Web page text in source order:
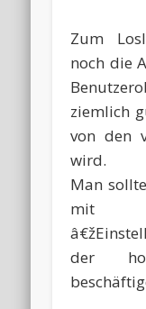
Zum
noch die
ziemlich
von den
wird.
Man
mit
der